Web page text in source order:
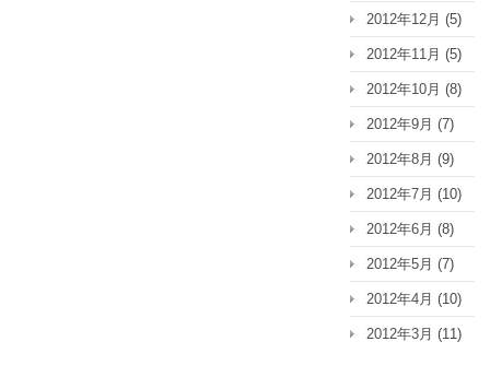
2012年12月 (5)
2012年11月 (5)
2012年10月 (8)
2012年9月 (7)
2012年8月 (9)
2012年7月 (10)
2012年6月 (8)
2012年5月 (7)
2012年4月 (10)
2012年3月 (11)